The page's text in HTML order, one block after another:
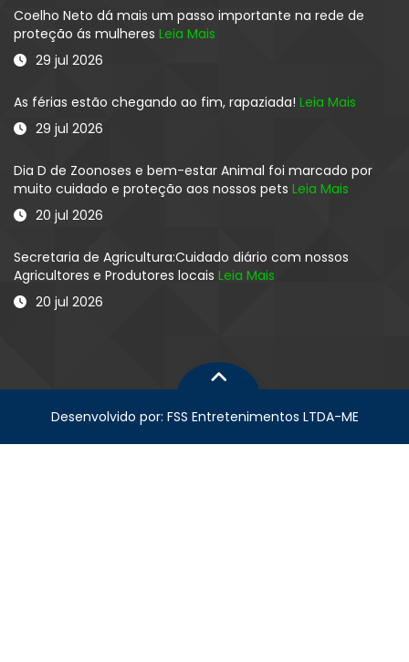
Coelho Neto dá mais um passo importante na rede de
proteção ás mulheres Leia Mais
29 jul 2026
As férias estão chegando ao fim, rapaziada! Leia Mais
29 jul 2026
Dia D de Zoonoses e bem-estar Animal foi marcado por
muito cuidado e proteção aos nossos pets Leia Mais
20 jul 2026
Secretaria de Agricultura:Cuidado diário com nossos
Agricultores e Produtores locais Leia Mais
20 jul 2026
Desenvolvido por: FSS Entretenimentos LTDA-ME